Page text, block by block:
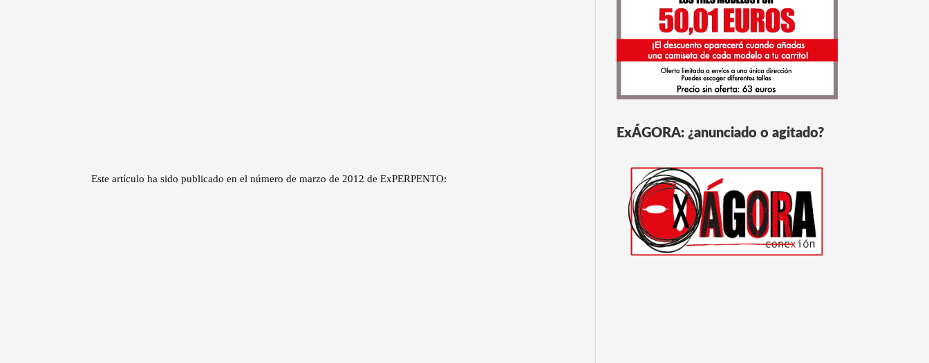
Este artículo ha sido publicado en el número de marzo de 2012 de ExPERPENTO:
ExÁGORA: ¿anunciado o agitado?